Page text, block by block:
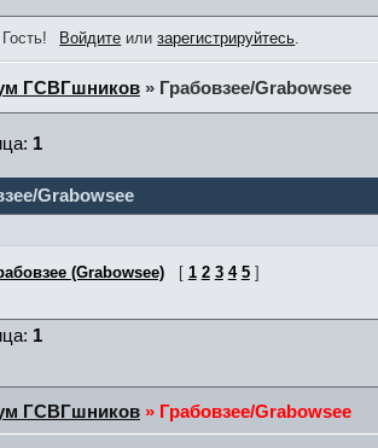
Войдите илизарегистрируйтесь.
ГСВГшников » Грабовзее/Grabowsee
Grabowsee
1
(Grabowsee) [ 1 2 3 4 5 ]
1
ГСВГшников » Грабовзее/Grabowsee